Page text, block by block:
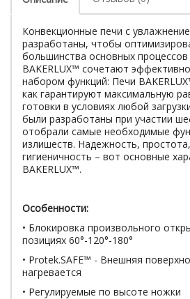
Конвекционные печи с
разработаны, чтобы
большинства основных
BAKERLUX™ сочетают
набором функций: Печи
как гарантируют максимальную
готовки в условиях любой
были разработаны при участии
отобрали самые необходимые
излишеств. Надежность,
гигиеничность – вот основные
BAKERLUX™.
Особенности:
• Блокировка произвольного
позициях 60°-120°-180°
• Protek.SAFE™ - Внешняя
нагревается
• Регулируемые по высоте ножки